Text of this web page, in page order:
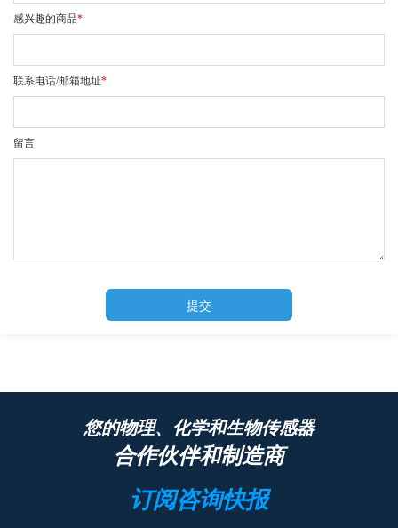
感兴趣的商品*
联系电话/邮箱地址*
留言
提交
您的物理、化学和生物传感器
合作伙伴和制造商
订阅咨询快报